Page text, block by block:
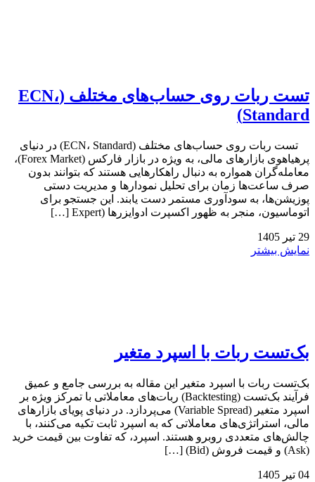
تست ربات روی حساب‌های مختلف (ECN،
Standard)
تست ربات روی حساب‌های مختلف (ECN، Standard) در دنیای
پرهیاهوی بازارهای مالی، به ویژه در بازار فارکس (Forex Market)،
معامله‌گران همواره به دنبال راهکارهایی هستند که بتوانند بدون
صرف ساعت‌ها زمان برای تحلیل نمودارها و مدیریت دستی
پوزیشن‌ها، به سودآوری مستمر دست یابند. این جستجو برای
اتوماسیون، منجر به ظهور اکسپرت ادوایزرها (Expert […]
29 تیر 1405
نمایش بیشتر
بک‌تست ربات با اسپرد متغیر
بک‌تست ربات با اسپرد متغیر این مقاله به بررسی جامع و عمیق
فرآیند بک‌تست (Backtesting) ربات‌های معاملاتی با تمرکز ویژه بر
اسپرد متغیر (Variable Spread) می‌پردازد. در دنیای پویای بازارهای
مالی، استراتژی‌های معاملاتی که به اسپرد ثابت تکیه می‌کنند، با
چالش‌های متعددی روبرو هستند. اسپرد، که تفاوت بین قیمت خرید
(Ask) و قیمت فروش (Bid) […]
04 تیر 1405